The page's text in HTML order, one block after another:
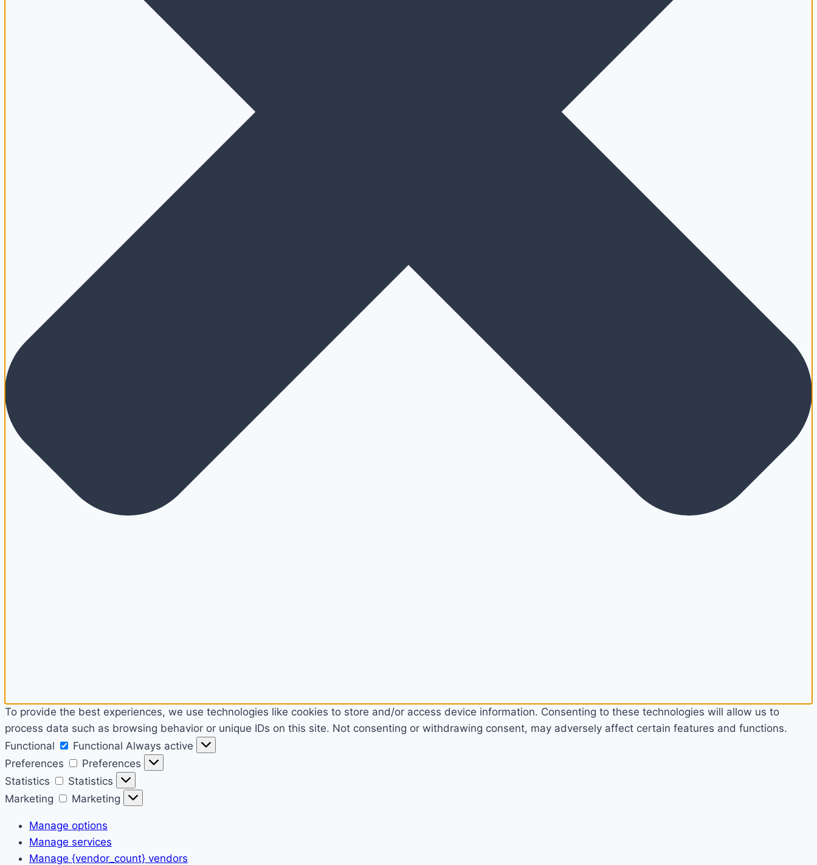
To provide the best experiences, we use technologies like cookies to store and/or access device information. Consenting to these technologies will allow us to
process data such as browsing behavior or unique IDs on this site. Not consenting or withdrawing consent, may adversely affect certain features and functions.
Functional
Functional Always active
Preferences
Preferences
Statistics
Statistics
Marketing
Marketing
Manage options
Manage services
Manage {vendor_count} vendors